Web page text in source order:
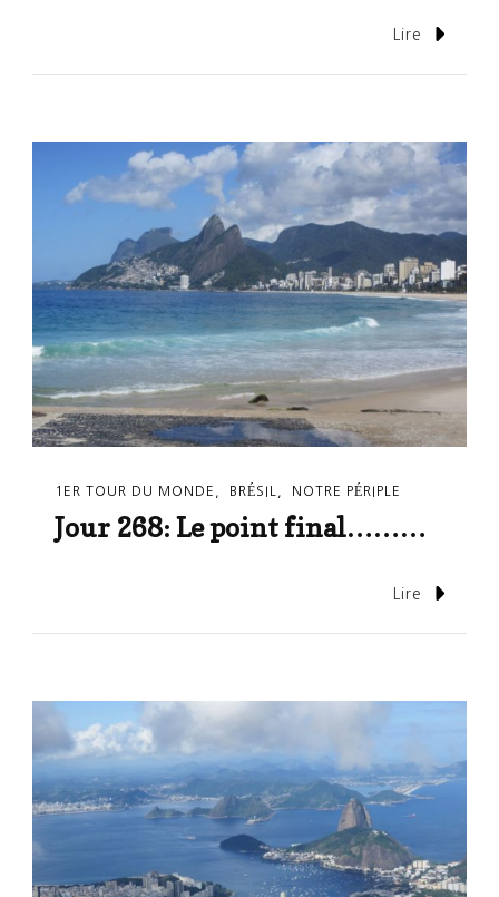
Lire
1ER TOUR DU MONDE BRÉSIL NOTRE PÉRIPLE
Jour 268: Le point final………
Lire